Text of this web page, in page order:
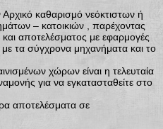
Αρχικό καθαρισμό νεόκτιστων ή
– κατοικιών , παρέχοντας
αποτελέσματος με εφαρμογές
τα σύγχρονα μηχανήματα και το
χώρων είναι η τελευταία
για να εγκατασταθείτε στο
αποτελέσματα σε